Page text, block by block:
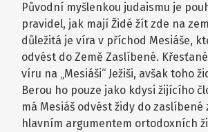
Původní myšlenkou judaismu je
pravidel, jak mají Židé žít zde na
důležitá je víra v příchod Mesiáše,
odvést do Země Zaslíbené.
víru na „Mesiáši“ Ježiši, avšak toho
Berou ho pouze jako kdysi žijícího
má Mesiáš odvést židy do zaslíbené
hlavním argumentem ortodoxních